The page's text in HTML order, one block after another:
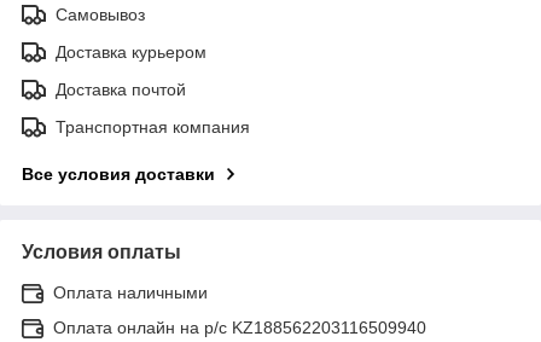
Самовывоз
Доставка курьером
Доставка почтой
Транспортная компания
Все условия доставки
Условия оплаты
Оплата наличными
Оплата онлайн на р/с KZ188562203116509940